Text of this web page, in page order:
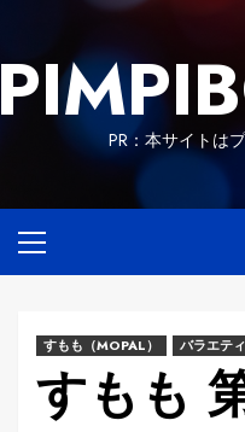
content
PR：本サイトは
Menu
すもも（MOPAL） バラエティ
すもも